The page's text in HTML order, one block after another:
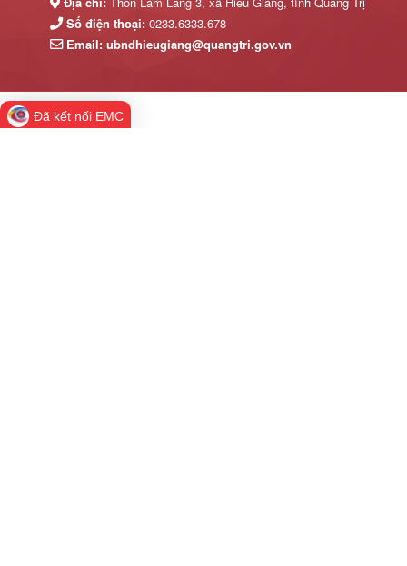
Số điện thoại: 0233.6333.678
Email: ubndhieugiang@quangtri.gov.vn
Đã kết nối EMC